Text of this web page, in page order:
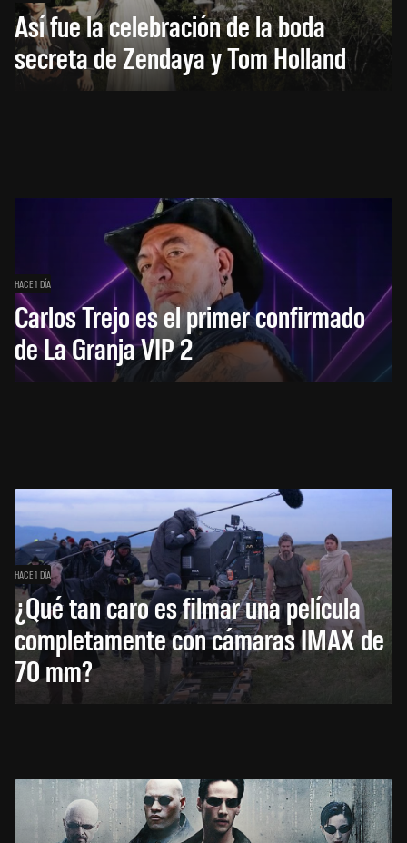
Así fue la celebración de la boda
secreta de Zendaya y Tom Holland
HACE 1 DÍA
Carlos Trejo es el primer confirmado
de La Granja VIP 2
HACE 1 DÍA
¿Qué tan caro es filmar una película
completamente con cámaras IMAX de
70 mm?